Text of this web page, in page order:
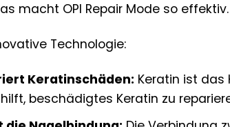
macht OPI Repair Mode so effektiv.
Technologie:
Keratinschäden: Keratin ist das
beschädigtes Keratin zu